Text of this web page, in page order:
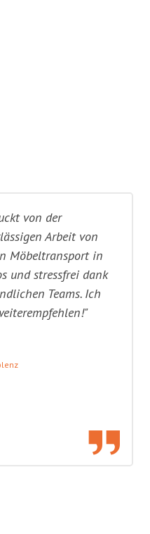
von der
Arbeit von
Möbeltransport in
und stressfrei dank
Teams. Ich